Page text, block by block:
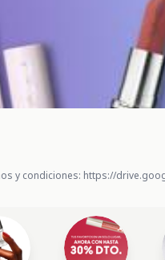
condiciones: https://